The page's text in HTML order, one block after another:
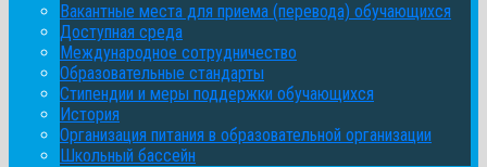
Вакантные места для приема (перевода) обучающихся
Доступная среда
Международное сотрудничество
Образовательные стандарты
Стипендии и меры поддержки обучающихся
История
Организация питания в образовательной организации
Школьный бассейн